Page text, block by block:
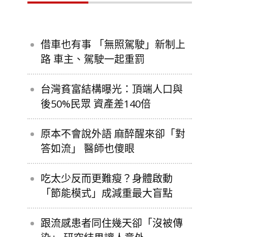
借車也有事 「無照駕駛」新制上
路 車主、駕駛一起重罰
台灣貧富結構曝光：頂端人口與
後50%民眾 資產差140倍
原本不會說外語 麻醉醒來卻「對
答如流」 醫師也傻眼
吃太少反而更難瘦？身體啟動
「節能模式」成減重最大盲點
跟流感患者同住幾天卻「沒被傳